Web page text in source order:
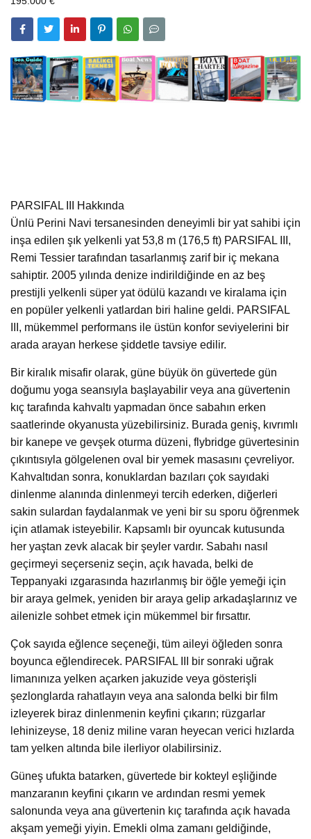
PARSIFAL III Hakkında
Ünlü Perini Navi tersanesinden deneyimli bir yat sahibi için
inşa edilen şık yelkenli yat 53,8 m (176,5 ft) PARSIFAL III,
Remi Tessier tarafından tasarlanmış zarif bir iç mekana
sahiptir. 2005 yılında denize indirildiğinde en az beş
prestijli yelkenli süper yat ödülü kazandı ve kiralama için
en popüler yelkenli yatlardan biri haline geldi. PARSIFAL
III, mükemmel performans ile üstün konfor seviyelerini bir
arada arayan herkese şiddetle tavsiye edilir.
Bir kiralık misafir olarak, güne büyük ön güvertede gün
doğumu yoga seansıyla başlayabilir veya ana güvertenin
kıç tarafında kahvaltı yapmadan önce sabahın erken
saatlerinde okyanusta yüzebilirsiniz. Burada geniş, kıvrımlı
bir kanepe ve gevşek oturma düzeni, flybridge güvertesinin
çıkıntısıyla gölgelenen oval bir yemek masasını çevreliyor.
Kahvaltıdan sonra, konuklardan bazıları çok sayıdaki
dinlenme alanında dinlenmeyi tercih ederken, diğerleri
sakin sulardan faydalanmak ve yeni bir su sporu öğrenmek
için atlamak isteyebilir. Kapsamlı bir oyuncak kutusunda
her yaştan zevk alacak bir şeyler vardır. Sabahı nasıl
geçirmeyi seçerseniz seçin, açık havada, belki de
Teppanyaki ızgarasında hazırlanmış bir öğle yemeği için
bir araya gelmek, yeniden bir araya gelip arkadaşlarınız ve
ailenizle sohbet etmek için mükemmel bir fırsattır.
Çok sayıda eğlence seçeneği, tüm aileyi öğleden sonra
boyunca eğlendirecek. PARSIFAL III bir sonraki uğrak
limanınıza yelken açarken jakuzide veya gösterişli
şezlonglarda rahatlayın veya ana salonda belki bir film
izleyerek biraz dinlenmenin keyfini çıkarın; rüzgarlar
lehinizeyse, 18 deniz miline varan heyecan verici hızlarda
tam yelken altında bile ilerliyor olabilirsiniz.
Güneş ufukta batarken, güvertede bir kokteyl eşliğinde
manzaranın keyfini çıkarın ve ardından resmi yemek
salonunda veya ana güvertenin kıç tarafında açık havada
akşam yemeği yiyin. Emekli olma zamanı geldiğinde,